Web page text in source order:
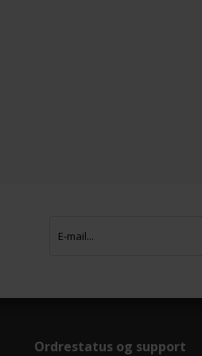
Ordrestatus og support